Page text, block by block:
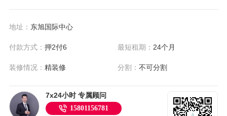
地址： 东旭国际中心
付款方式： 押2付6 最短租期： 24个月
装修情况： 精装修 分割：不可分割
7x24小时 专属顾问
15801156781